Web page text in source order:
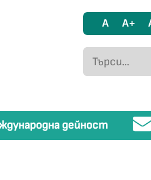
A A+
дейност